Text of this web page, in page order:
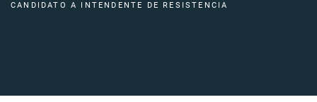
CANDIDATO A INTENDENTE DE RESISTENCIA